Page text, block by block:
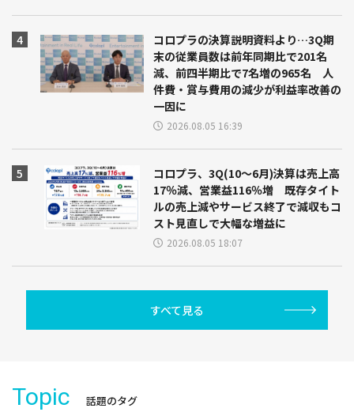
コロプラの決算説明資料より…3Q期
末の従業員数は前年同期比で201名
減、前四半期比で7名増の965名 人
件費・賞与費用の減少が利益率改善の
一因に
2026.08.05 16:39
コロプラ、3Q(10～6月)決算は売上高
17％減、営業益116％増 既存タイト
ルの売上減やサービス終了で減収もコ
スト見直しで大幅な増益に
2026.08.05 18:07
すべて見る
Topic 話題のタグ